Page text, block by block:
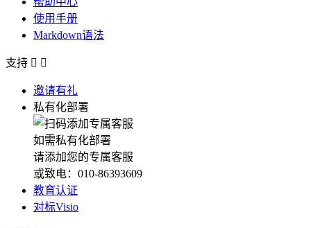
使用手册
Markdown语法
支持  
邀请有礼
私有化部署
如需私有化部署
请添加您的专属客服
或致电：010-86393609
教育认证
对标Visio